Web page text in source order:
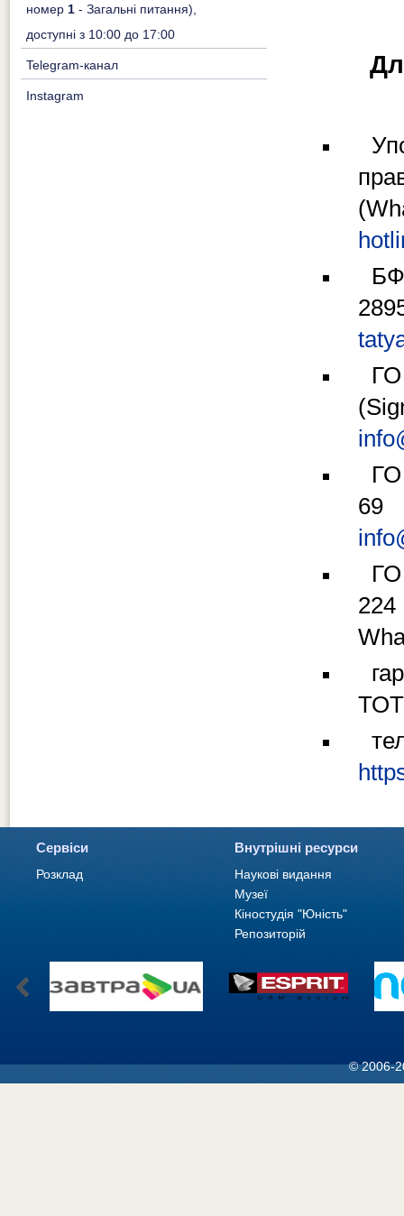
номер 1 - Загальні питання),
доступні з 10:00 до 17:00
Telegram-канал
Instagram
(Si
ГО
69
224
Сервіси
Розклад
Внутрішні ресурси
Наукові видання
Музеї
Кіностудія "Юність"
Репозиторій
© 2006-